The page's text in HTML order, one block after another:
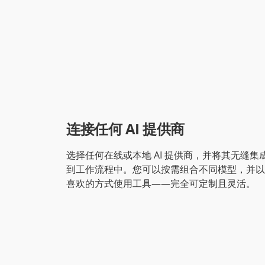
连接任何 AI 提供商
选择任何在线或本地 AI 提供商，并将其无缝集
到工作流程中。您可以按需组合不同模型，并
喜欢的方式使用工具——完全可定制且灵活。